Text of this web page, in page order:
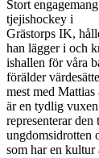
Stort
tjejishockey i
Grästorps IK,
han lägger i och
ishallen för våra
förälder
mest med
är en tydlig
representerar
ungdomsidrotten
som har en